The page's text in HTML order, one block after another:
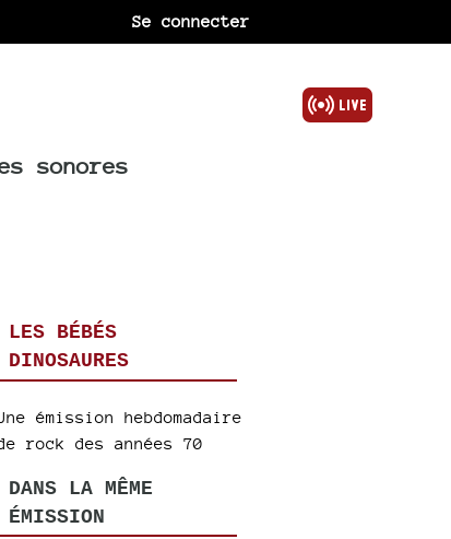
Se connecter
sonores
LES BÉBÉS
DINOSAURES
émission hebdomadaire
rock des années 70
DANS LA MÊME
ÉMISSION